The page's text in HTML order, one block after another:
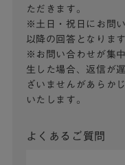
ただきます。
※土日・祝日にお問
以降の回答となります
※お問い合わせが集
生した場合、返信が
ざいませんがあらか
いたします。
よくあるご質問